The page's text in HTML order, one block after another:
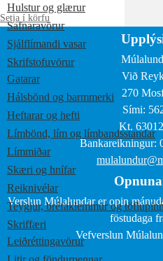
Hulstur og glærur
Safnaravörur
Sjálflímandi vasar
Skrifstofuvörur
Gatarar
Hálsbönd og barmmerki
Heftarar og hefti
Límbönd, lím og límbandsstandar
Límmiðar
Skæri og hnífar
Reiknivélar
Teygjur, bréfaklemmur og
Skriffæri
Leiðréttingavörur
Setja í körfu
Við
270
Sími:
Kt.
Bankareikningur:
Verslun Múlalundar er opin
föstudaga
Vefverslun